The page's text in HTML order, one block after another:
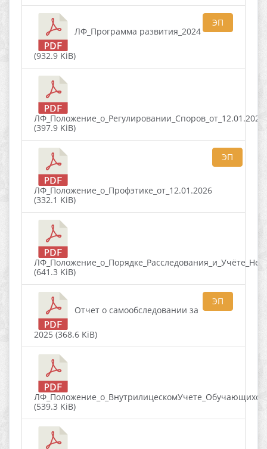
ЛФ_Программа развития_2024
(932.9 KiB)
ЭП
ЛФ_Положение_о_Регулировании_Споров_от_12.01.2026
(397.9 KiB)
ЛФ_Положение_о_Профэтике_от_12.01.2026
(332.1 KiB)
ЭП
(641.3 KiB)
Отчет о самообследовании за
2025 (368.6 KiB)
ЭП
(539.3 KiB)